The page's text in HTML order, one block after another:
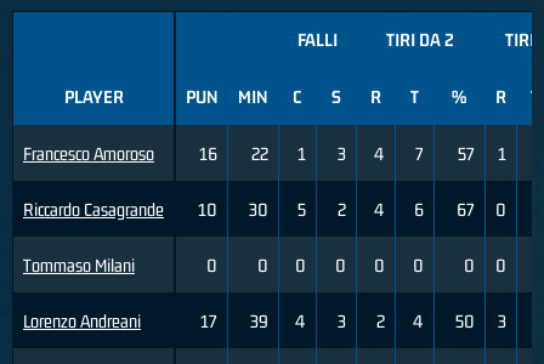
PLAYER
Francesco Amoroso
Riccardo Casagrande
Tommaso Milani
Lorenzo Andreani
FALLI TIRI DA 2 TIRI
PUN MIN C S R T % R T
16 22 1 3 4 7 57 1
10 30 5 2 4 6 67 0
0 0 0 0 0 0 0 0
17 39 4 3 2 4 50 3